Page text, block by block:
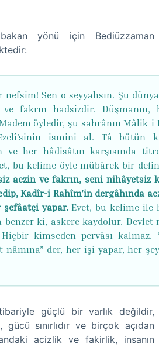
yönü için Bediüzzaman
Sen o seyyahsın. Şu
fakrın hadsizdir. Düşmanın,
öyledir, şu sahrânın Mâlik-i
ismini al. Tâ bütün
ve her hâdisâtın karşısında
bu kelime öyle mübârek bir
aczin ve fakrın, seni nihâyetsiz
Kadîr-i Rahîm’in dergâhında
yapar.Evet, bu kelime ile
benzer ki, askere kaydolur. Devlet
kimseden pervâsı kalmaz.
nâmına” der, her işi yapar, her
güçlü bir varlık değildir,
sınırlıdır ve birçok açıdan
acizlik ve fakirlik, insanın